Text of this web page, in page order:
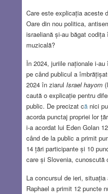
Care este explicația aceste
Oare din nou politica,
israeliană și-au băgat
muzicală?
În 2024, juriile naționale i-
pe când publicul a
2024 în ziarul Israel hayom
caută o explicație pentru
public. De precizat cănici
acorda punctaj propriei lor
i-a acordat lui Eden Golan
când de la public a primit
14 țări participante și 10
care și Slovenia, cunoscută
La concursul de ieri,
Raphael a primit 12 puncte